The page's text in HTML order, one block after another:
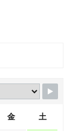
金 土